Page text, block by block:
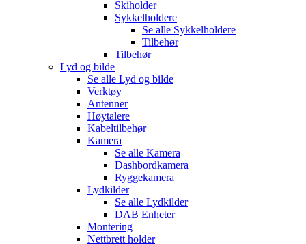
Skiholder
Sykkelholdere
Se alle Sykkelholdere
Tilbehør
Tilbehør
Lyd og bilde
Se alle Lyd og bilde
Verktøy
Antenner
Høytalere
Kabeltilbehør
Kamera
Se alle Kamera
Dashbordkamera
Ryggekamera
Lydkilder
Se alle Lydkilder
DAB Enheter
Montering
Nettbrett holder